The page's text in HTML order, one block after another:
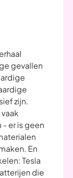
gevallen
zijn.
er is geen
En
Tesla
die